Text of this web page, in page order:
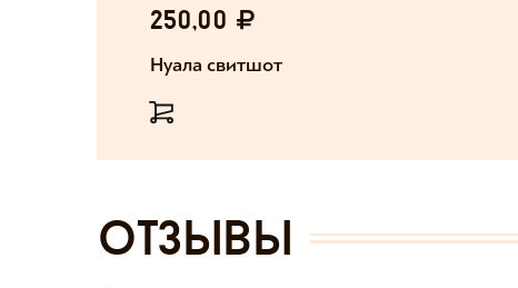
250,00
Нуала свитшот
отзывы